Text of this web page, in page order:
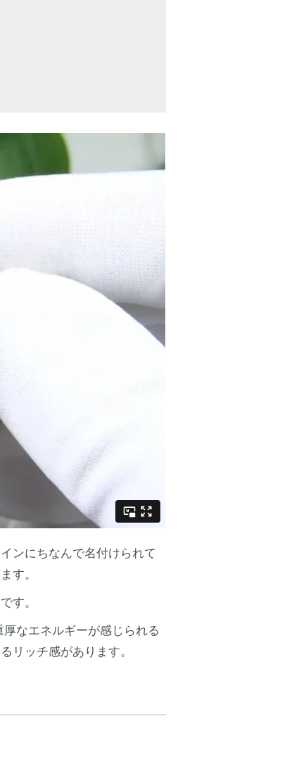
ンにちなんで名付けられて
す。
す。
なエネルギーが感じられる
リッチ感があります。